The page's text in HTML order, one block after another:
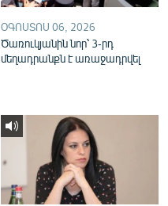
ՕԳՈՍՏՈՍ 06, 2026
Ծառուկյանին նոր՝ 3-րդ
մեղադրանքն է առաջադրվել